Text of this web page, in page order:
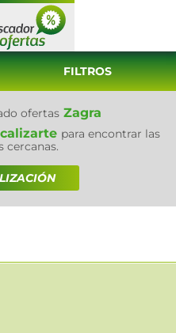
FILTROS
ofertasZagra
para encontrar las
cercanas.